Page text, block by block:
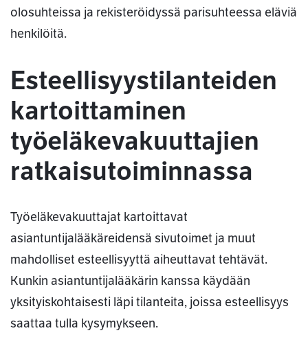
olosuhteissa ja rekisteröidyssä parisuhteessa eläviä
henkilöitä.
Esteellisyystilanteiden
kartoittaminen
työeläkevakuuttajien
ratkaisutoiminnassa
Työeläkevakuuttajat kartoittavat
asiantuntijalääkäreidensä sivutoimet ja muut
mahdolliset esteellisyyttä aiheuttavat tehtävät.
Kunkin asiantuntijalääkärin kanssa käydään
yksityiskohtaisesti läpi tilanteita, joissa esteellisyys
saattaa tulla kysymykseen.